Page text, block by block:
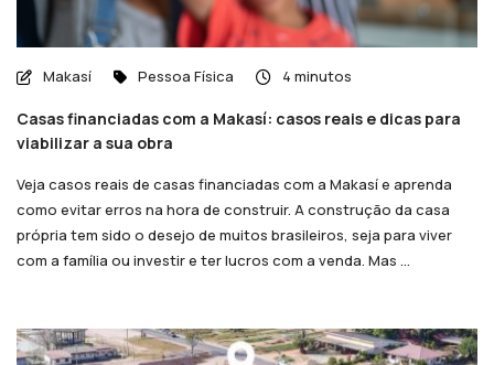
Makasí Pessoa Física 4 minutos
Casas financiadas com a Makasí: casos reais e dicas para
viabilizar a sua obra
Veja casos reais de casas financiadas com a Makasí e aprenda
como evitar erros na hora de construir. A construção da casa
própria tem sido o desejo de muitos brasileiros, seja para viver
com a família ou investir e ter lucros com a venda. Mas ...